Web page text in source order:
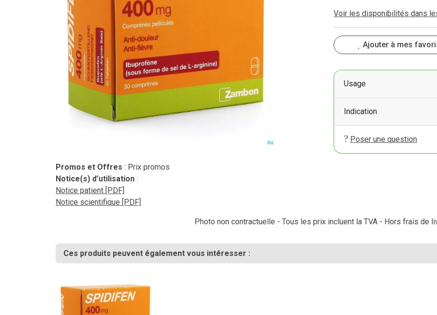
Voir les disponibilités dans
Ajouter à mes
Usage
Indication
Poser une question
Promos et Offres : Prix promos
Notice(s) d’utilisation :
Notice patient [PDF]
Notice scientifique [PDF]
Photo non contractuelle - Tous les prix incluent la TVA - Hors frais de
Ces produits peuvent également vous intéresser :